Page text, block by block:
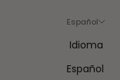
Español
Idioma
Español